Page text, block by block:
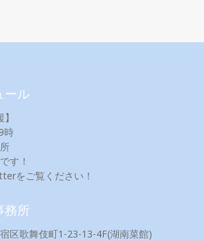
ール
時
す！
をご覧ください！
務所
区歌舞伎町1-23-13-4F(湖南菜館)